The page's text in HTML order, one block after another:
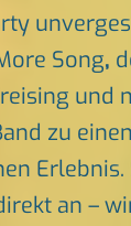
Song,
und
zu
Erlebnis.
an –